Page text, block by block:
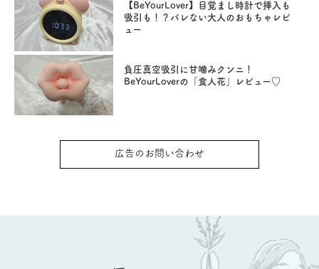
【BeYourLover】目覚まし時計で挿入も
吸引も！？バレない大人のおもちゃレビ
ュー
負圧真空吸引に甘噛みクンニ！
BeYourLoverの「食人花」レビュー♡
広告のお問い合わせ